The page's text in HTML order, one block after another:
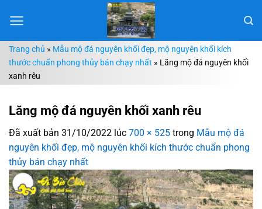
đến
dungTrang chủ » Mẫu mộ đá nguyên khối đẹp, mộ nguyên khối kích
thước chuẩn phong thủy bán chạy nhất » Lăng mộ đá nguyên khối
xanh rêu
Lăng mộ đá nguyên khối xanh rêu
Đã xuất bản 31/10/2022 lúc 700 × 525 trong Mẫu mộ đá
nguyên khối đẹp, mộ nguyên khối kích thước chuẩn phong
thủy bán chạy nhất